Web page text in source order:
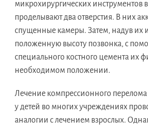
микрохирургических инструментов
проделывают два отверстия. В них
спущенные камеры. Затем, надув их
положенную высоту позвонка, с
специального костного цемента их
необходимом положении.
Лечение компрессионного
у детей во многих учреждениях
аналогии с лечением взрослых.